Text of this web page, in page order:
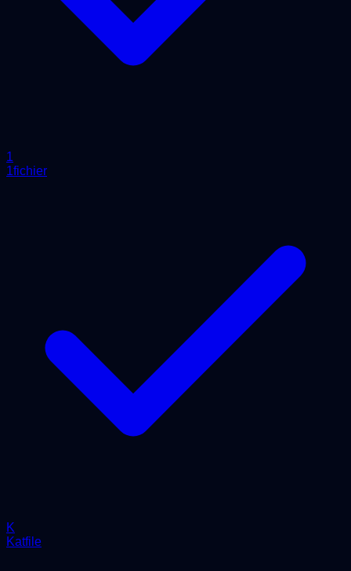
1
1fichier
K
Katfile